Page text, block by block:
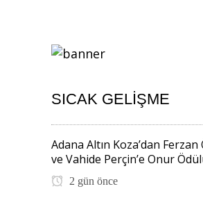
SICAK GELIŞME
Adana Altın Koza’dan
ve Vahide Perçin’e Onur
2 gün önce